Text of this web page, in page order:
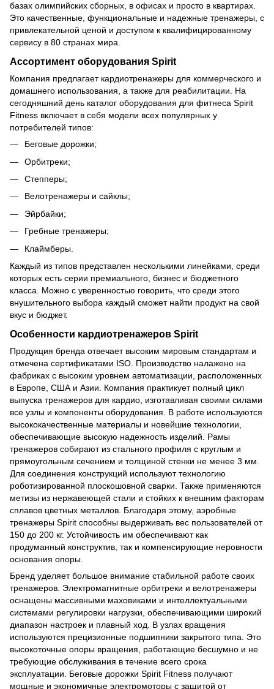
базах олимпийских сборных, в офисах и просто в квартирах.
Это качественные, функциональные и надежные тренажеры, с
привлекательной ценой и доступом к квалифицированному
сервису в 80 странах мира.
Ассортимент оборудования Spirit
Компания предлагает кардиотренажеры для коммерческого и
домашнего использования, а также для реабилитации. На
сегодняшний день каталог оборудования для фитнеса Spirit
Fitness включает в себя модели всех популярных у
потребителей типов:
Беговые дорожки;
Орбитреки;
Степперы;
Велотренажеры и сайклы;
Эйрбайки;
Гребные тренажеры;
Клаймберы.
Каждый из типов представлен несколькими линейками, среди
которых есть серии премиального, бизнес и бюджетного
класса. Можно с уверенностью говорить, что среди этого
внушительного выбора каждый сможет найти продукт на свой
вкус и бюджет.
Особенности кардиотренажеров Spirit
Продукция бренда отвечает высоким мировым стандартам и
отмечена сертификатами ISO. Производство налажено на
фабриках с высоким уровнем автоматизации, расположенных
в Европе, США и Азии. Компания практикует полный цикл
выпуска тренажеров для кардио, изготавливая своими силами
все узлы и компоненты оборудования. В работе используются
высококачественные материалы и новейшие технологии,
обеспечивающие высокую надежность изделий. Рамы
тренажеров собирают из стального профиля с круглым и
прямоугольным сечением и толщиной стенки не менее 3 мм.
Для соединения конструкций используют технологию
роботизированной плоскошовной сварки. Также применяются
метизы из нержавеющей стали и стойких к внешним факторам
сплавов цветных металлов. Благодаря этому, аэробные
тренажеры Spirit способны выдерживать вес пользователей от
150 до 200 кг. Устойчивость им обеспечивают как
продуманный конструктив, так и компенсирующие неровности
основания опоры.
Бренд уделяет большое внимание стабильной работе своих
тренажеров. Электромагнитные орбитреки и велотренажеры
оснащены массивными маховиками и интеллектуальными
системами регулировки нагрузки, обеспечивающими широкий
диапазон настроек и плавный ход. В узлах вращения
используются прецизионные подшипники закрытого типа. Это
высокоточные опоры вращения, работающие бесшумно и не
требующие обслуживания в течение всего срока
эксплуатации. Беговые дорожки Spirit Fitness получают
мощные и экономичные электромоторы с защитой от